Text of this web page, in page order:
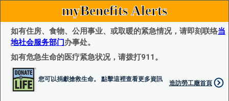
myBenefits Alerts
如有住房、食物、公用事业、或取暖的紧急情况，请即刻联络当
地社会服务部门办事处。
如有危急生命的医疗紧急状况，请拨打911。
您可以捐獻搶救生命。 點擊這裡查看更多資訊
造訪勞工廰首頁